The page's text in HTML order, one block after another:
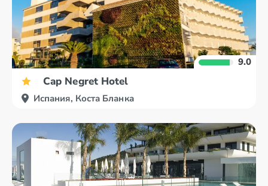
9.0
Cap Negret Hotel
Испания, Коста Бланка